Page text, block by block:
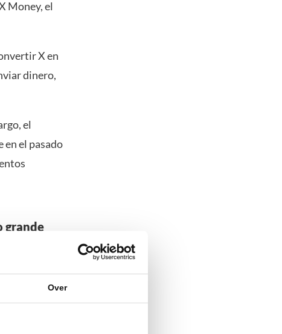
Over
Money, el
X en
dinero,
el
en el pasado
grande
sobre
la moneda.